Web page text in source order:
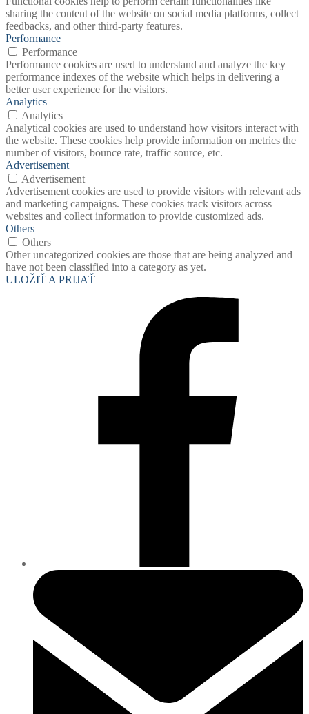
sharing the content of the website on social media platforms, collect
feedbacks, and other third-party features.
Performance
Performance
Performance cookies are used to understand and analyze the key
performance indexes of the website which helps in delivering a
better user experience for the visitors.
Analytics
Analytics
Analytical cookies are used to understand how visitors interact with
the website. These cookies help provide information on metrics the
number of visitors, bounce rate, traffic source, etc.
Advertisement
Advertisement
Advertisement cookies are used to provide visitors with relevant ads
and marketing campaigns. These cookies track visitors across
websites and collect information to provide customized ads.
Others
Others
Other uncategorized cookies are those that are being analyzed and
have not been classified into a category as yet.
ULOŽIŤ A PRIJAŤ